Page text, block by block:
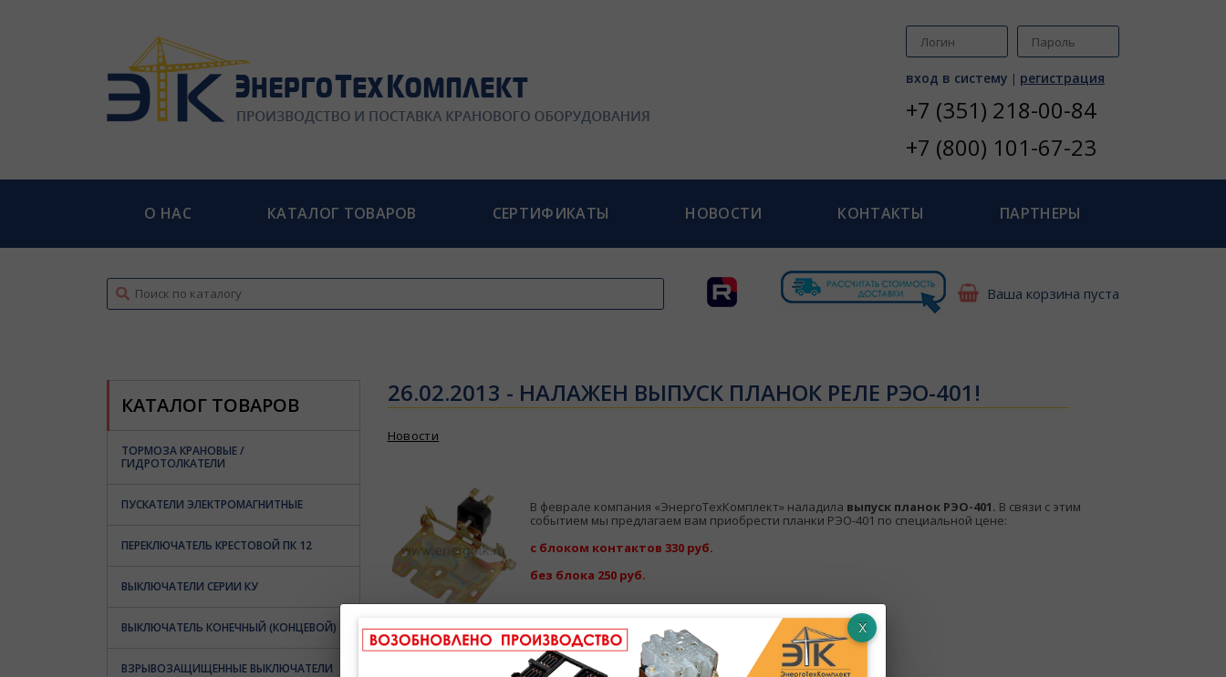
вход в систему | регистрация
+7 (351) 218-00-84
+7 (800) 101-67-23
О НАС КАТАЛОГ ТОВАРОВ СЕРТИФИКАТЫ НОВОСТИ КОНТАКТЫ ПАРТНЕРЫ
Ваша корзина пуста
КАТАЛОГ ТОВАРОВ
ТОРМОЗА КРАНОВЫЕ /
ГИДРОТОЛКАТЕЛИ
ПУСКАТЕЛИ ЭЛЕКТРОМАГНИТНЫЕ
ПЕРЕКЛЮЧАТЕЛЬ КРЕСТОВОЙ ПК 12
ВЫКЛЮЧАТЕЛИ СЕРИИ КУ
ВЫКЛЮЧАТЕЛЬ КОНЕЧНЫЙ (КОНЦЕВОЙ)
ВЗРЫВОЗАЩИЩЕННЫЕ ВЫКЛЮЧАТЕЛИ
26.02.2013 - НАЛАЖЕН ВЫПУСК ПЛАНОК РЕЛЕ РЭО-401!
Новости
В феврале компания «ЭнергоТехКомплект» наладила выпуск планок РЭО-401. В связи с этим
событием мы предлагаем вам приобрести планки РЭО-401 по специальной цене:
с блоком контактов 330 руб.
без блока 250 руб.